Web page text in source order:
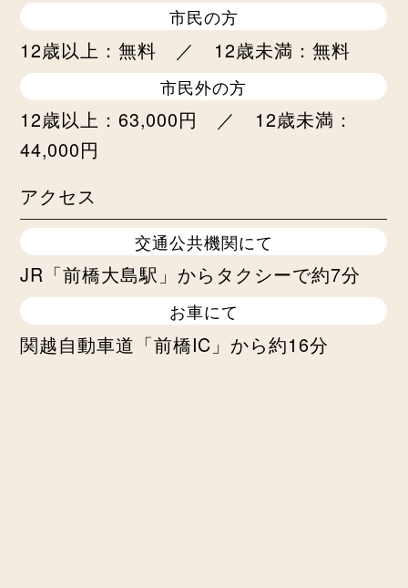
市民の方
12歳以上：無料 ／ 12歳未満：無料
市民外の方
12歳以上：63,000円 ／ 12歳未満：
44,000円
アクセス
交通公共機関にて
JR「前橋大島駅」からタクシーで約7分
お車にて
関越自動車道「前橋IC」から約16分